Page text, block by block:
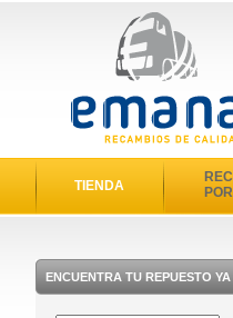
TIENDA
ENCUENTRA TU REPUESTO YA